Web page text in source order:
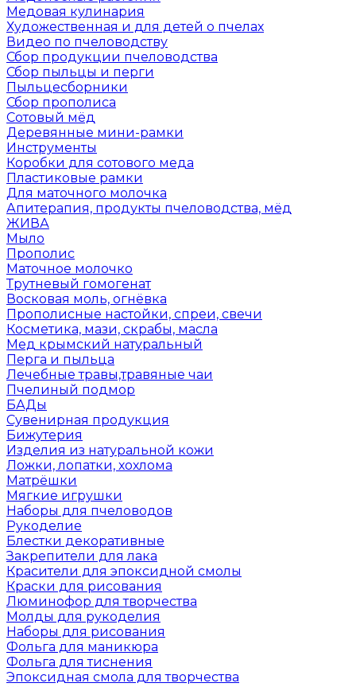
Медовая кулинария
Художественная и для детей о пчелах
Видео по пчеловодству
Сбор продукции пчеловодства
Сбор пыльцы и перги
Пыльцесборники
Сбор прополиса
Сотовый мёд
Деревянные мини-рамки
Инструменты
Коробки для сотового меда
Пластиковые рамки
Для маточного молочка
Апитерапия, продукты пчеловодства, мёд
ЖИВА
Мыло
Прополис
Маточное молочко
Трутневый гомогенат
Восковая моль, огнёвка
Прополисные настойки, спреи, свечи
Косметика, мази, скрабы, масла
Мед крымский натуральный
Перга и пыльца
Лечебные травы,травяные чаи
Пчелиный подмор
БАДы
Сувенирная продукция
Бижутерия
Изделия из натуральной кожи
Ложки, лопатки, хохлома
Матрёшки
Мягкие игрушки
Наборы для пчеловодов
Рукоделие
Блестки декоративные
Закрепители для лака
Красители для эпоксидной смолы
Краски для рисования
Люминофор для творчества
Молды для рукоделия
Наборы для рисования
Фольга для маникюра
Фольга для тиснения
Эпоксидная смола для творчества